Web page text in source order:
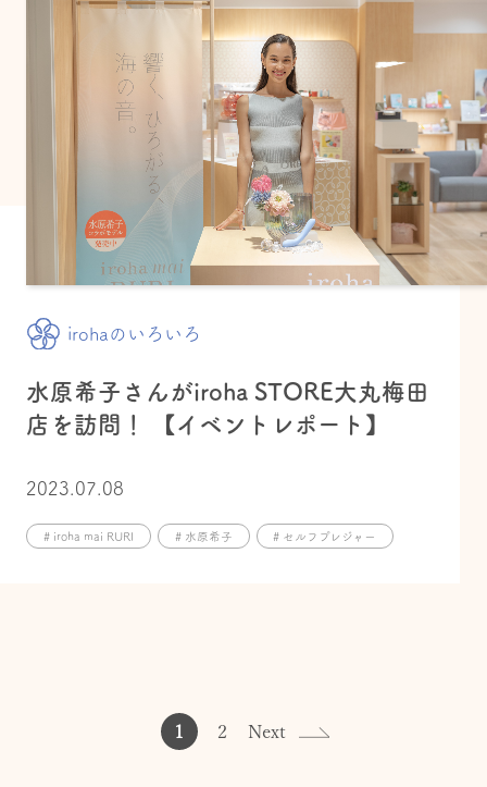
irohaのいろいろ
水原希子さんがiroha STORE大丸梅田
店を訪問！ 【イベントレポート】
2023.07.08
# iroha mai RURI # 水原希子 # セルフプレジャー
1 2 Next